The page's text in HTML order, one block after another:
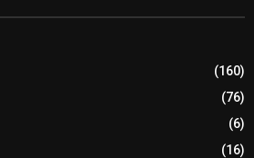
(160)
(76)
(6)
(16)